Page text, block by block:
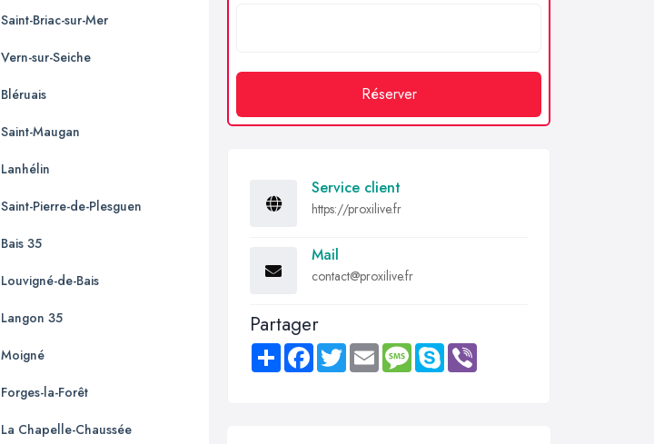
Saint-Briac-sur-Mer
Vern-sur-Seiche
Bléruais
Saint-Maugan
Lanhélin
Saint-Pierre-de-Plesguen
Bais 35
Louvigné-de-Bais
Langon 35
Moigné
Forges-la-Forêt
La Chapelle-Chaussée
Réserver
Service client
https://proxilive.fr
Mail
contact@proxilive.fr
Partager
Share FacebookTwitter Email MessageSkype